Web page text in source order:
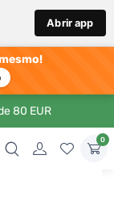
Abrir app
80 EUR
0